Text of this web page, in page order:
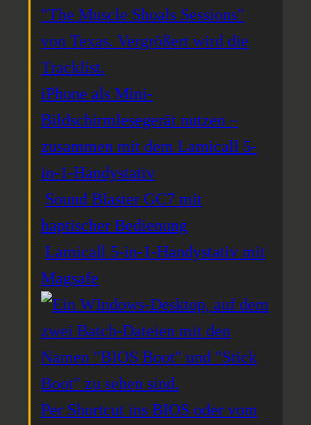
iPhone als Mini-
Bildschirmlesegerät nutzen –
zusammen mit dem Lamicall 5-
in-1-Handystativ
Sound Blaster GC7 mit
haptischer Bedienung
Lamicall 5-in-1-Handystativ mit
Magsafe
Per Shortcut ins BIOS oder vom